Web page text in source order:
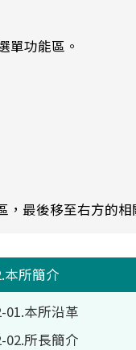
單功能區。
最後移至右方的相
本所簡介
01.本所沿革
02.所長簡介